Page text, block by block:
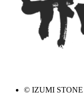
© IZUMI STONE